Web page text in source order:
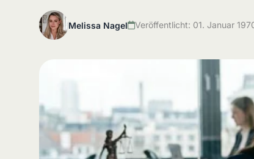
Melissa Nagel Veröffentlicht: 01. Januar